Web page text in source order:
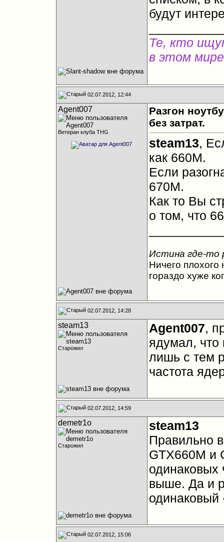
будут
Те, кто
в этом мире
02.07.2012, 12:44
Agent007
Ветеран клуба THG
Разгон
без затрат.
steam13,
как 660М.
Если
670М.
Как то Вы
о том, что
Истина где-то
Ничего плохого
гораздо хуже
02.07.2012, 14:28
steam13
Старожил
Agent007,
ядумал, что
лишь с тем
частота
02.07.2012, 14:59
demetr1o
Старожил
steam13
Правильно
GTX660M и
одинаковых
выше. Да и
одинаковый
02.07.2012, 15:06